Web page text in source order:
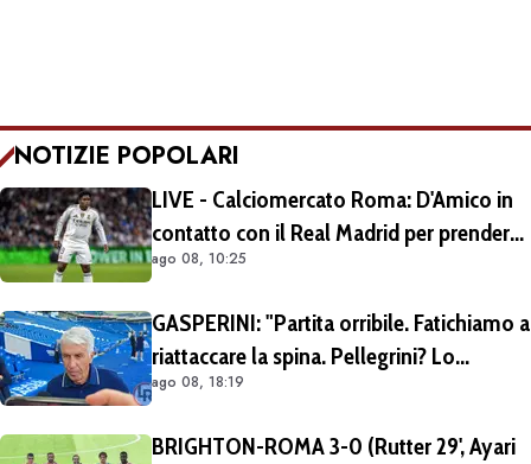
NOTIZIE POPOLARI
LIVE - Calciomercato Roma: D'Amico in
contatto con il Real Madrid per prendere
Endrick in prestito con diritto di riscatto.
ago 08, 10:25
GASPERINI: "Partita orribile. Fatichiamo a
riattaccare la spina. Pellegrini? Lo
rivedremo in campo tra un mese.
ago 08, 18:19
BRIGHTON-ROMA 3-0 (Rutter 29', Ayari